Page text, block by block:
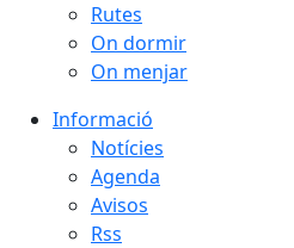
Rutes
On dormir
On menjar
Informació
Notícies
Agenda
Avisos
Rss